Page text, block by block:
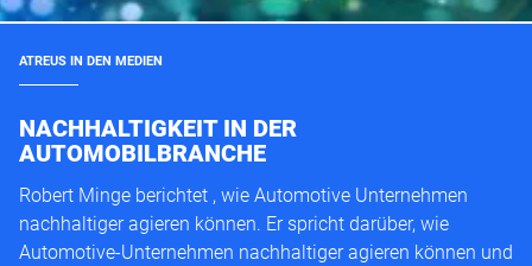
ATREUS IN DEN MEDIEN
NACHHALTIGKEIT IN DER
AUTOMOBILBRANCHE
Robert Minge berichtet , wie Automotive Unternehmen
nachhaltiger agieren können. Er spricht darüber, wie
Automotive-Unternehmen nachhaltiger agieren können und